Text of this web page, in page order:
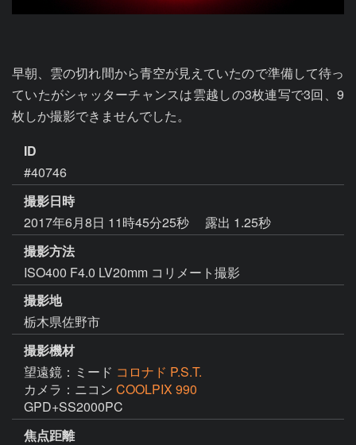
早朝、雲の切れ間から青空が見えていたので準備して待っ
ていたがシャッターチャンスは雲越しの3枚連写で3回、9
枚しか撮影できませんでした。
ID
#40746
撮影日時
2017年6月8日 11時45分25秒
露出 1.25秒
撮影方法
ISO400 F4.0 LV20mm コリメート撮影
撮影地
栃木県佐野市
撮影機材
望遠鏡：ミード コロナド P.S.T.
カメラ：ニコン COOLPIX 990
GPD+SS2000PC
焦点距離